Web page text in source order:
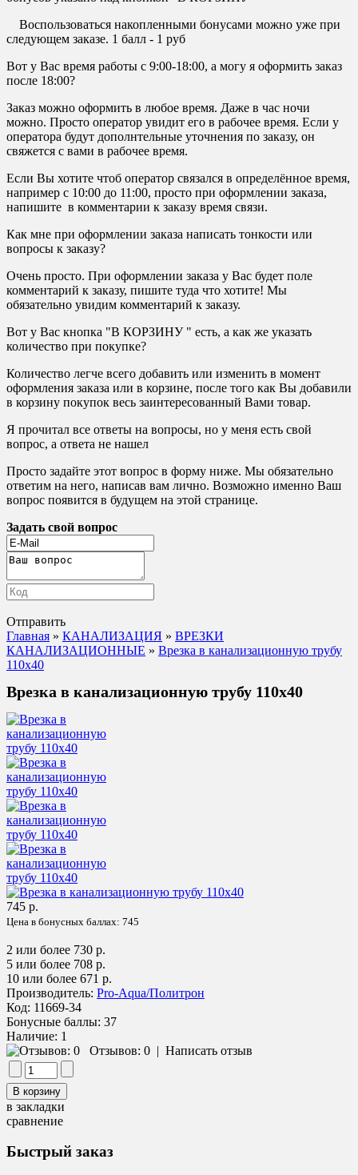
Воспользоваться накопленными бонусами можно уже при
следующем заказе. 1 балл - 1 руб
Вот у Вас время работы с 9:00-18:00, а могу я оформить заказ
после 18:00?
Заказ можно оформить в любое время. Даже в час ночи
можно. Просто оператор увидит его в рабочее время. Если у
оператора будут дополнтельные уточнения по заказу, он
свяжется с вами в рабочее время.
Если Вы хотите чтоб оператор связался в определённое время,
например с 10:00 до 11:00, просто при оформлении заказа,
напишите в комментарии к заказу время связи.
Как мне при оформлении заказа написать тонкости или
вопросы к заказу?
Очень просто. При оформлении заказа у Вас будет поле
комментарий к заказу, пишите туда что хотите! Мы
обязательно увидим комментарий к заказу.
Вот у Вас кнопка "В КОРЗИНУ " есть, а как же указать
количество при покупке?
Количество легче всего добавить или изменить в момент
оформления заказа или в корзине, после того как Вы добавили
в корзину покупок весь заинтересованный Вами товар.
Я прочитал все ответы на вопросы, но у меня есть свой
вопрос, а ответа не нашел
Просто задайте этот вопрос в форму ниже. Мы обязательно
ответим на него, написав вам лично. Возможно именно Ваш
вопрос появится в будущем на этой странице.
Задать свой вопрос
Отправить
Главная » КАНАЛИЗАЦИЯ » ВРЕЗКИ
КАНАЛИЗАЦИОННЫЕ » Врезка в канализационную трубу
110х40
Врезка в канализационную трубу 110х40
745 р.
Цена в бонусных баллах: 745
2 или более 730 р.
5 или более 708 р.
10 или более 671 р.
Производитель: Pro-Aqua/Политрон
Код: 11669-34
Бонусные баллы: 37
Наличие: 1
Отзывов: 0 | Написать отзыв
в закладки
сравнение
Быстрый заказ